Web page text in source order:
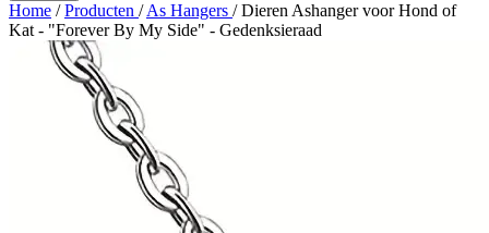
Home / Producten / As Hangers / Dieren Ashanger voor Hond of
Kat - "Forever By My Side" - Gedenksieraad